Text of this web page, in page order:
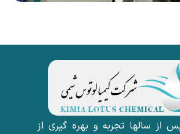
از سالها تجربه و بهره گیری از